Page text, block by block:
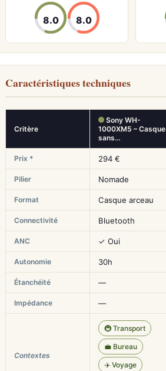
8.0 8.0
Caractéristiques techniques
Critère
Sony WH-
1000XM5 – Casque
sans…
Prix * 294 €
Pilier Nomade
Format Casque arceau
Connectivité Bluetooth
ANC ✓ Oui
Autonomie 30h
Étanchéité —
Impédance —
Contextes
🚇 Transport
💼 Bureau
✈️ Voyage